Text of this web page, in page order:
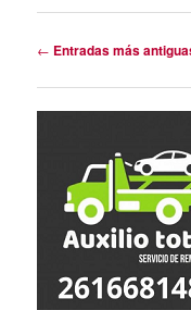
Navegación
entradas
← Entradas más